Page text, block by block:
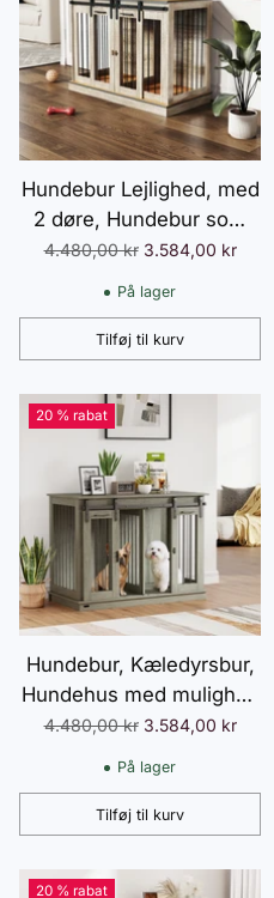
Hundebur Lejlighed, med
2 døre, Hundebur som
møbel, Hundebur til store
hunde, Eg
Normalpris
4.480,00 kr 3.584,00 kr
På lager
Tilføj til kurv
Antal
20 % rabat
Hundebur, Kæledyrsbur,
Hundehus med mulighed
for to rum til mellemstore
hunde, Hundebur med
Grå, 120 x 60 x 88,5 cm
Normalpris
4.480,00 kr 3.584,00 kr
På lager
Tilføj til kurv
Antal
20 % rabat